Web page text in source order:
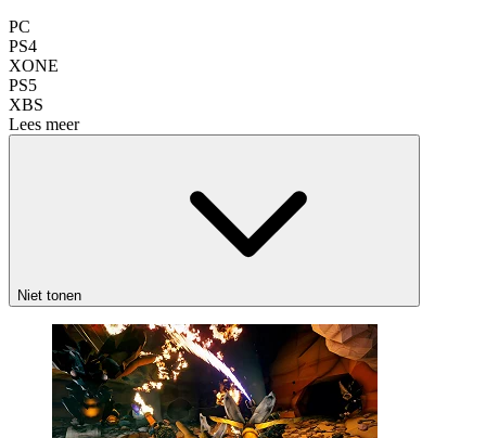
PC
PS4
XONE
PS5
XBS
Lees meer
Niet tonen